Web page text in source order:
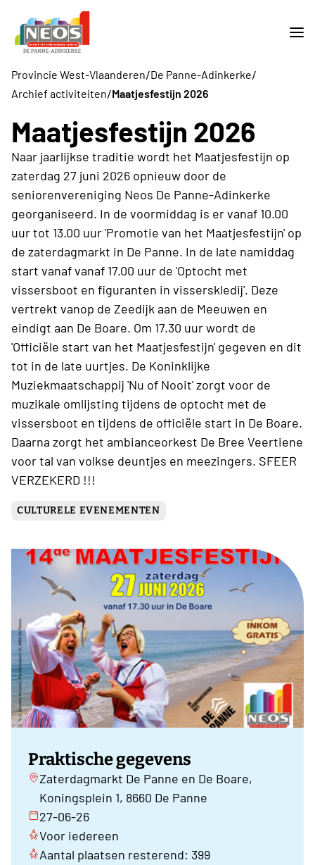
Provincie West-Vlaanderen/De Panne-Adinkerke/
Archief activiteiten/Maatjesfestijn 2026
Maatjesfestijn 2026
Naar jaarlijkse traditie wordt het Maatjesfestijn op
zaterdag 27 juni 2026 opnieuw door de
seniorenvereniging Neos De Panne-Adinkerke
georganiseerd. In de voormiddag is er vanaf 10.00
uur tot 13.00 uur 'Promotie van het Maatjesfestijn' op
de zaterdagmarkt in De Panne. In de late namiddag
start vanaf vanaf 17.00 uur de 'Optocht met
vissersboot en figuranten in visserskledij'. Deze
vertrekt vanop de Zeedijk aan de Meeuwen en
eindigt aan De Boare. Om 17.30 uur wordt de
'Officiële start van het Maatjesfestijn' gegeven en dit
tot in de late uurtjes. De Koninklijke
Muziekmaatschappij 'Nu of Nooit' zorgt voor de
muzikale omlijsting tijdens de optocht met de
vissersboot en tijdens de officiële start in De Boare.
Daarna zorgt het ambianceorkest De Bree Veertiene
voor tal van volkse deuntjes en meezingers. SFEER
VERZEKERD !!!
CULTURELE EVENEMENTEN
Praktische gegevens
Zaterdagmarkt De Panne en De Boare,
Koningsplein 1, 8660 De Panne
27-06-26
Voor iedereen
Aantal plaatsen resterend: 399